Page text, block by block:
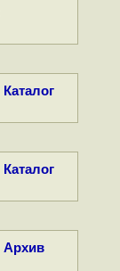
Каталог
Каталог
Архив